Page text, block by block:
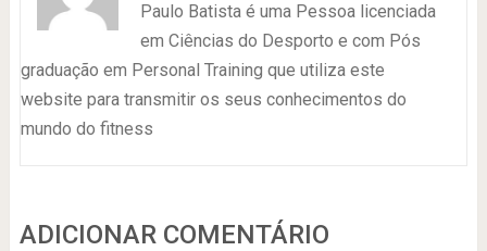
Paulo Batista é uma Pessoa licenciada
em Ciências do Desporto e com Pós
graduação em Personal Training que utiliza este
website para transmitir os seus conhecimentos do
mundo do fitness
ADICIONAR COMENTÁRIO